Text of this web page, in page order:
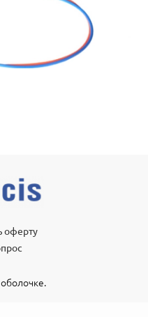
оферту